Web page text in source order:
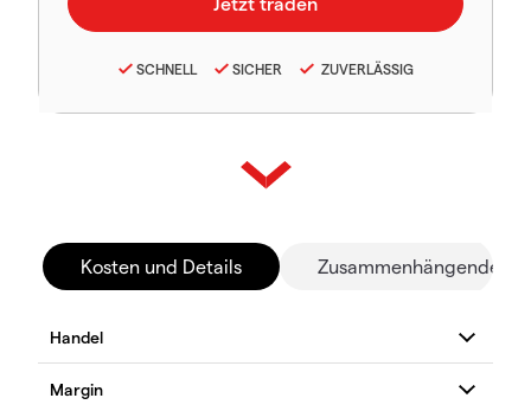
SCHNELL SICHER ZUVERLÄSSIG
Kosten und Details Zusammenhängende